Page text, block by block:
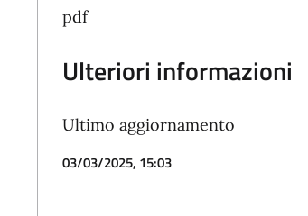
pdf
Ulteriori informazioni
Ultimo aggiornamento
03/03/2025, 15:03